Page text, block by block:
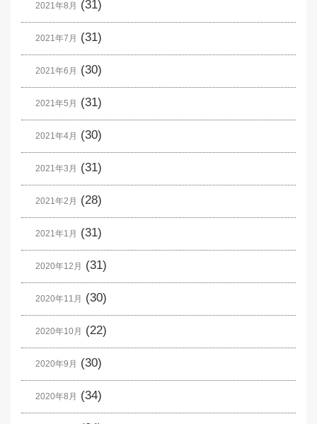
2021年8月 (31)
2021年7月 (31)
2021年6月 (30)
2021年5月 (31)
2021年4月 (30)
2021年3月 (31)
2021年2月 (28)
2021年1月 (31)
2020年12月 (31)
2020年11月 (30)
2020年10月 (22)
2020年9月 (30)
2020年8月 (34)